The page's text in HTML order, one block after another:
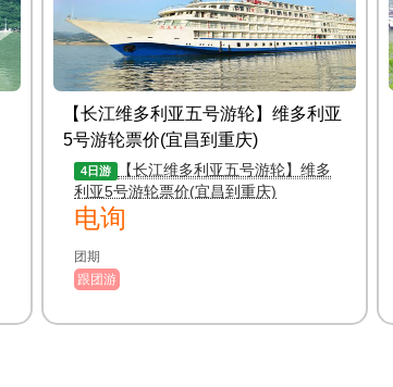
【长江维多利亚五号游轮】维多利亚
5号游轮票价(宜昌到重庆)
4日游
【长江维多利亚五号游轮】维多
利亚5号游轮票价(宜昌到重庆)
电询
团期
跟团游